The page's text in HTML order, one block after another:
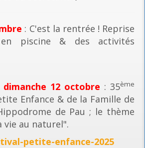
: C'est la rentrée ! Reprise
piscine & des activités
12 octobre : 35ème
Enfance & de la Famille de
de Pau ; le thème
vie au naturel".
petite-enfance-2025